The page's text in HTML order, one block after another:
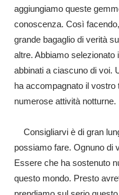
aggiungiamo queste
conoscenza. Così
grande bagaglio di verità
altre. Abbiamo selezionato
abbinati a ciascuno di voi.
ha accompagnato il
numerose attività notturne.
Consigliarvi è di gran
possiamo fare. Ognuno di
Essere che ha sostenuto
questo mondo. Presto